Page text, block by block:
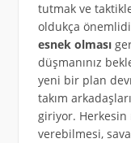
tutmak ve
oldukça
esnek olması
düşmanınız
yeni bir plan
takım
giriyor. Herkesin
verebilmesi,